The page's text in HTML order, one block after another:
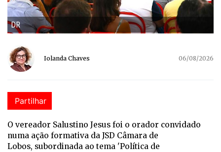
DR
Iolanda Chaves 06/08/2026
Partilhar
O vereador Salustino Jesus foi o orador convidado
numa ação formativa da JSD Câmara de
Lobos, subordinada ao tema 'Política de